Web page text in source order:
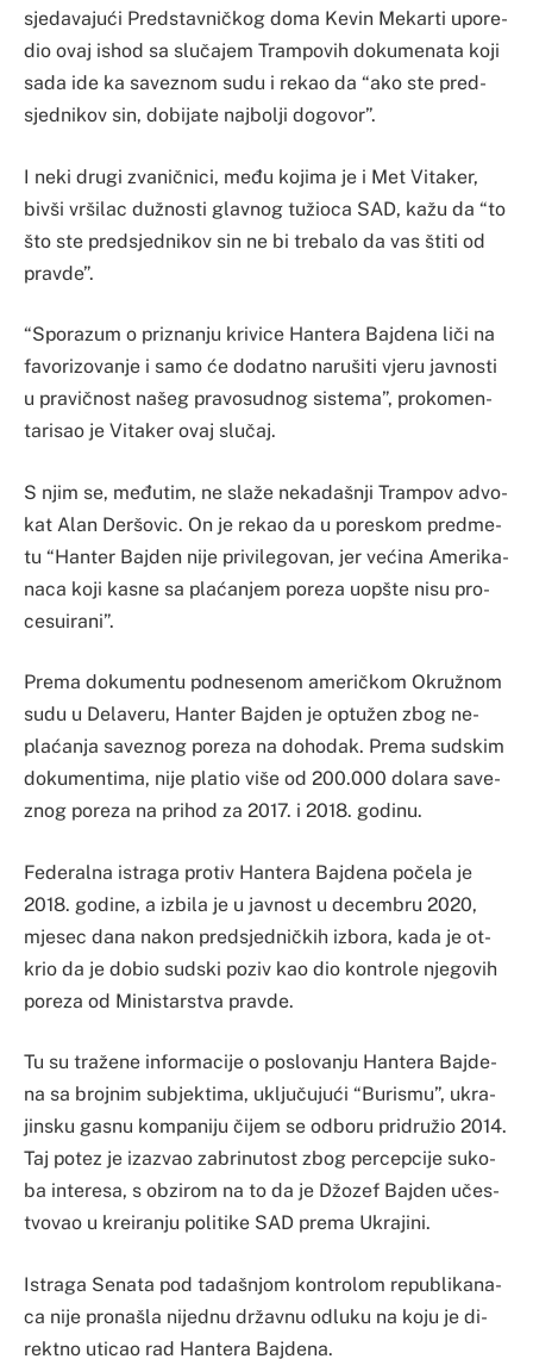
sje­da­va­jući Pred­sta­vničkog do­ma Ke­vin Me­kar­ti upo­re­
dio ovaj is­hod sa slučajem Tram­po­vih do­ku­me­na­ta ko­ji
sa­da ide ka sa­ve­znom su­du i re­kao da “ako ste pred­
sje­dni­kov sin, do­bi­ja­te naj­bo­lji do­go­vor”.
I ne­ki dru­gi zva­nični­ci, među ko­ji­ma je i Met Vi­ta­ker,
biv­ši vrši­lac dužnos­ti gla­vnog tužioca SAD, kažu da “to
što ste pred­sje­dni­kov sin ne bi tre­ba­lo da vas šti­ti od
prav­de”.
“Spo­ra­zum o pri­zna­nju kri­vi­ce Han­te­ra Baj­de­na liči na
fa­vo­ri­zo­va­nje i sa­mo će do­da­tno na­ru­ši­ti vje­ru ja­vnos­ti
u pra­vičnost na­šeg pra­vo­su­dnog sis­te­ma”, pro­ko­men­
ta­ri­sao je Vi­ta­ker ovaj slučaj.
S njim se, međutim, ne slaže ne­ka­daš­nji Tram­pov advo­
kat Alan Der­šo­vic. On je re­kao da u po­res­kom pre­dme­
tu “Han­ter Baj­den ni­je pri­vi­le­go­van, jer većina Ame­ri­ka­
na­ca ko­ji ka­sne sa plaćanjem po­re­za uop­šte ni­su pro­
ce­su­ira­ni”.
Pre­ma do­ku­men­tu po­dne­se­nom ame­ričkom Okružnom
su­du u De­la­ve­ru, Han­ter Baj­den je op­tužen zbog ne­
plaćanja sa­ve­znog po­re­za na do­ho­dak. Pre­ma sud­skim
do­ku­men­tima, ni­je pla­tio vi­še od 200.000 do­la­ra sa­ve­
znog po­re­za na pri­hod za 2017. i 2018. go­di­nu.
Fe­de­ral­na is­tra­ga pro­tiv Han­te­ra Baj­de­na počela je
2018. go­di­ne, a izbi­la je u ja­vnost u de­cem­bru 2020,
mje­sec da­na na­kon pred­sje­dničkih izbo­ra, ka­da je ot­
krio da je do­bio sud­ski po­ziv kao dio kon­tro­le nje­go­vih
po­re­za od Mi­nis­tar­stva prav­de.
Tu su tražene in­for­ma­ci­je o po­slo­va­nju Han­te­ra Baj­de­
na sa broj­nim su­bje­kti­ma, uključujući “Bu­ri­smu”, ukra­
jin­sku ga­snu kom­pa­ni­ju čijem se odbo­ru pri­družio 2014.
Taj po­tez je iza­zvao za­bri­nu­tost zbog per­cep­ci­je su­ko­
ba in­te­re­sa, s ob­zi­rom na to da je Džozef Baj­den učes­
tvo­vao u kre­ira­nju po­li­ti­ke SAD pre­ma Ukra­ji­ni.
Is­tra­ga Se­na­ta pod ta­daš­njom kon­tro­lom re­pu­bli­ka­na­
ca ni­je pro­na­šla ni­je­dnu drža­vnu odlu­ku na ko­ju je di­
rek­tno uti­cao rad Han­te­ra Baj­de­na.